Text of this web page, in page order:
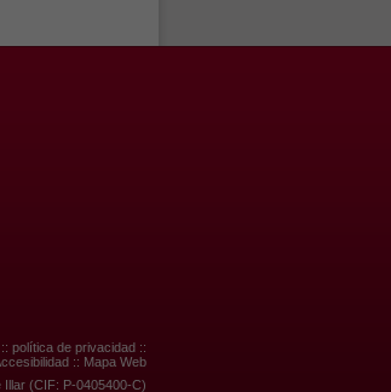
:: política de privacidad ::
:: Mapa Web
Illar (CIF: P-0405400-C)